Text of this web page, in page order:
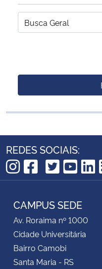
REDES SOCIAIS:
Instagram
Facebook
TikTok
Twitter
CAMPUS SEDE
Av. Roraima nº 1000
Cidade Universitária
Bairro Camobi
Santa Maria - RS